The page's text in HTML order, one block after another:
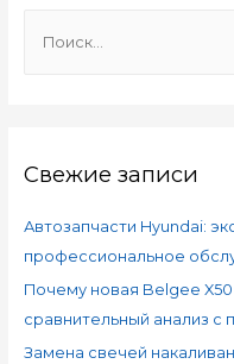
Свежие записи
Автозапчасти Hyundai:
профессиональное
Почему новая Belgee
сравнительный анализ
Замена свечей